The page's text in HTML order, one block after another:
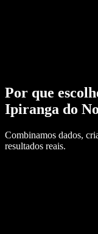
Por que
Ipiranga do
Combinamos dados,
resultados reais.